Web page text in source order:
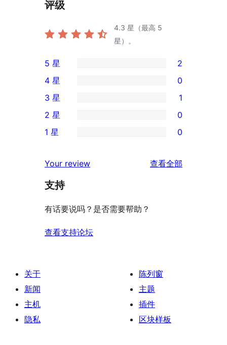
评级
4.3 星（最高 5
星）。
2
条
5
星
评
5 星 2
条
4
星
价
4 星 0
1
条
3
评
价
3 星 1
条
星
评
2 星 0
1
星
价
1 星 0
Your review 查看全部
支持
有话要说吗？是否需要帮助？
查看支持论坛
关于
新闻
主机
隐私
陈列窗
主题
插件
区块样板